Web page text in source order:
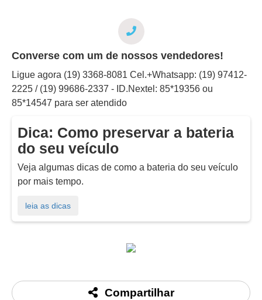
Converse com um de nossos vendedores!
Ligue agora (19) 3368-8081 Cel.+Whatsapp: (19) 97412-
2225 / (19) 99686-2337 - ID.Nextel: 85*19356 ou
85*14547 para ser atendido
Dica: Como preservar a bateria
do seu veículo
Veja algumas dicas de como a bateria do seu veículo
por mais tempo.
Compartilhar